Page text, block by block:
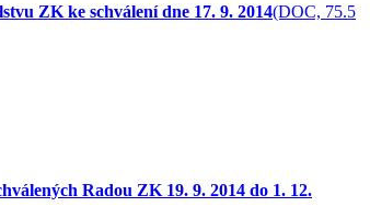
ZK ke schválení dne 17. 9. 2014(DOC, 75.5
Radou ZK 19. 9. 2014 do 1. 12.